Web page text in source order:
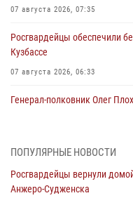
07 августа 2026, 07:35
Росгвардейцы обеспечили
Кузбассе
07 августа 2026, 06:33
Генерал-полковник Олег
07 августа 2026, 05:32
С 1 сентября 2026 года
частной охранной
ПОПУЛЯРНЫЕ НОВОСТИ
Росгвардейцы вернули
Анжеро-Судженска